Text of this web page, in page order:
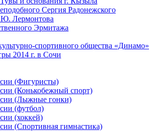
Сергия Радонежского
Лермонтова
Эрмитажа
спортивного общества «Динамо»
2014 г. в Сочи
(Фигуристы)
(Конькобежный спорт)
(Лыжные гонки)
(футбол)
(хоккей)
(Спортивная гимнастика)